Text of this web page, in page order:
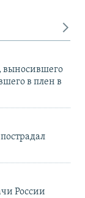
выносившего
в плен в
России